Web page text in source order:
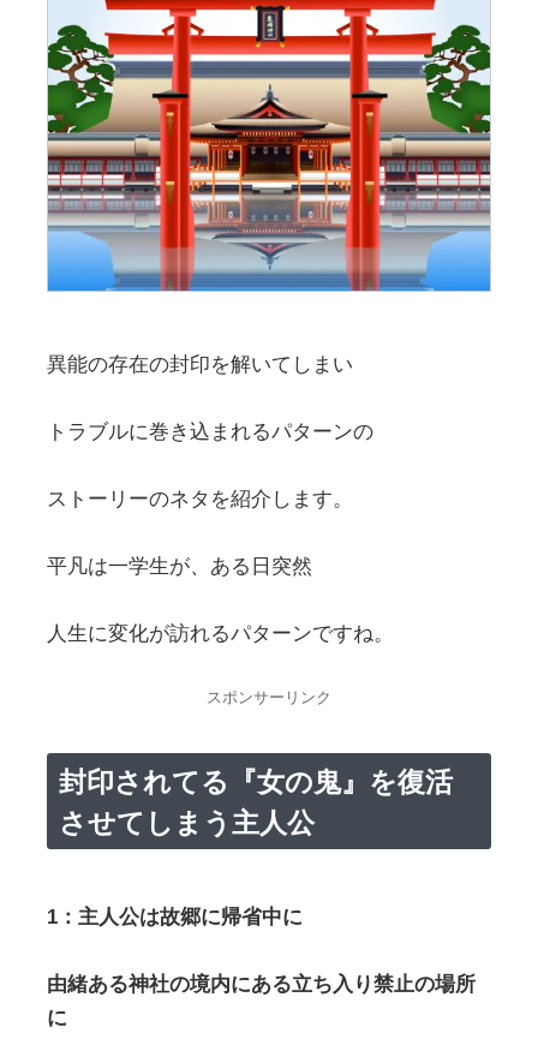
異能の存在の封印を解いてしまい
トラブルに巻き込まれるパターンの
ストーリーのネタを紹介します。
平凡は一学生が、ある日突然
人生に変化が訪れるパターンですね。
スポンサーリンク
封印されてる『女の鬼』を復活
させてしまう主人公
1：主人公は故郷に帰省中に
由緒ある神社の境内にある立ち入り禁止の場所
に